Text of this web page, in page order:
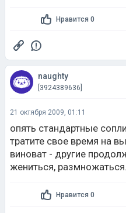
Нравится 0
naughty
[3924389636]
21 октября 2009, 01:11
опять стандартные
тратите свое время на
виноват - другие
жениться,
Нравится 0